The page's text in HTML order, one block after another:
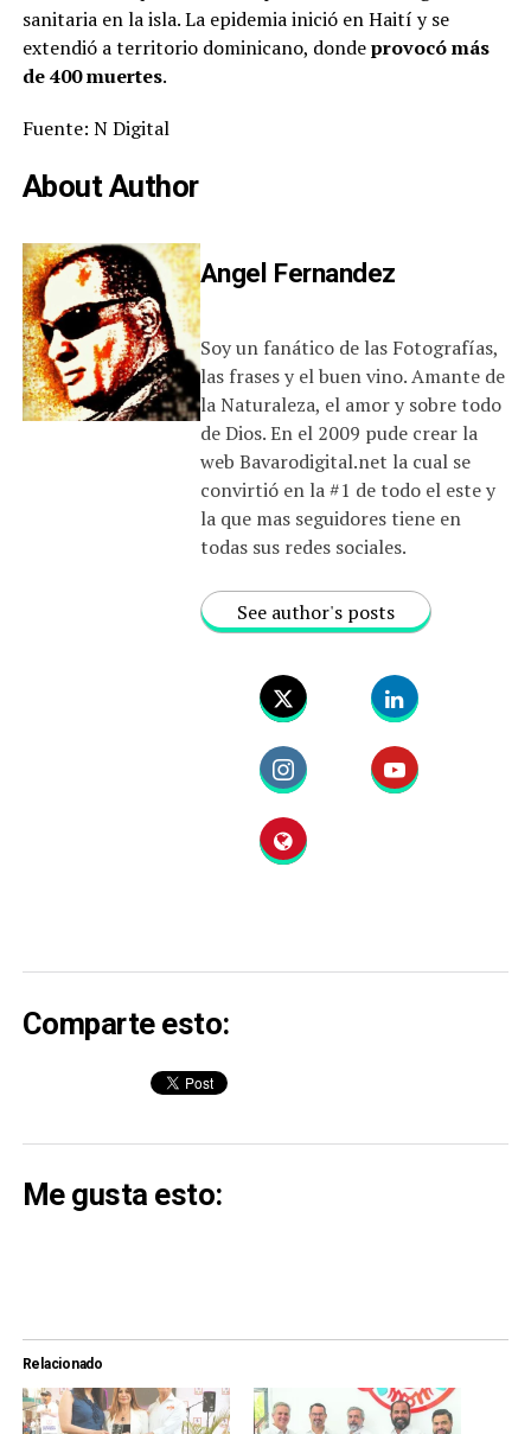
sanitaria en la isla. La epidemia inició en Haití y se
extendió a territorio dominicano, dondeprovocó más
de 400 muertes.
Fuente: N Digital
About Author
Angel Fernandez
Soy un fanático de las Fotografías,
las frases y el buen vino. Amante de
la Naturaleza, el amor y sobre todo
de Dios. En el 2009 pude crear la
web Bavarodigital.net la cual se
convirtió en la #1 de todo el este y
la que mas seguidores tiene en
todas sus redes sociales.
See author's posts
Comparte esto:
Me gusta esto:
Relacionado